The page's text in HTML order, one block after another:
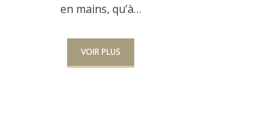
en mains, qu’à…
VOIR PLUS